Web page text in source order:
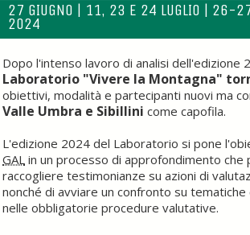
27 GIUGNO | 11, 23 E 24 LUGLIO | 26-27
2024
Dopo l'intenso lavoro di analisi dell'edizione
Laboratorio "Vivere la Montagna"
obiettivi, modalità e partecipanti nuovi ma
Valle Umbra e Sibillini come capofila.
L'edizione 2024 del Laboratorio si pone
GAL in un processo di approfondimento che
raccogliere testimonianze su azioni di
nonché di avviare un confronto su tematiche
nelle obbligatorie procedure valutative.